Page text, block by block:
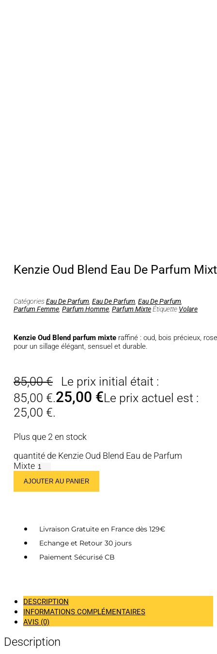
Kenzie Oud Blend Eau De Parfum
CatégoriesEau De Parfum Eau De Parfum Eau De Parfum
Parfum Femme Parfum Homme Parfum MixteÉtiquette Volare
Kenzie Oud Blend parfum mixte raffiné : oud, bois précieux,
pour un sillage élégant, sensuel et durable.
85,00€
Le prix initial était :
85,00 €.25,00 €Le prix actuel est :
25,00 €.
Plus que 2 en stock
quantité de Kenzie Oud Blend Eau de Parfum
Mixte
AJOUTER AU PANIER
Livraison Gratuite en France dès 129€
Echange et Retour 30 jours
Paiement Sécurisé CB
DESCRIPTION
INFORMATIONS COMPLÉMENTAIRES
AVIS (0)
Description